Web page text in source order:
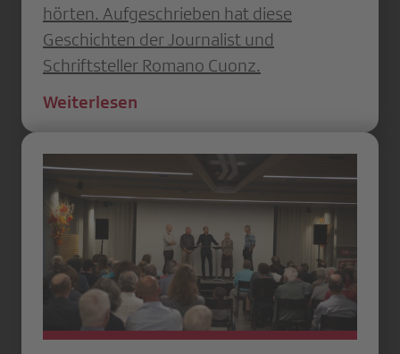
hörten. Aufgeschrieben hat diese
Geschichten der Journalist und
Schriftsteller Romano Cuonz.
Weiterlesen